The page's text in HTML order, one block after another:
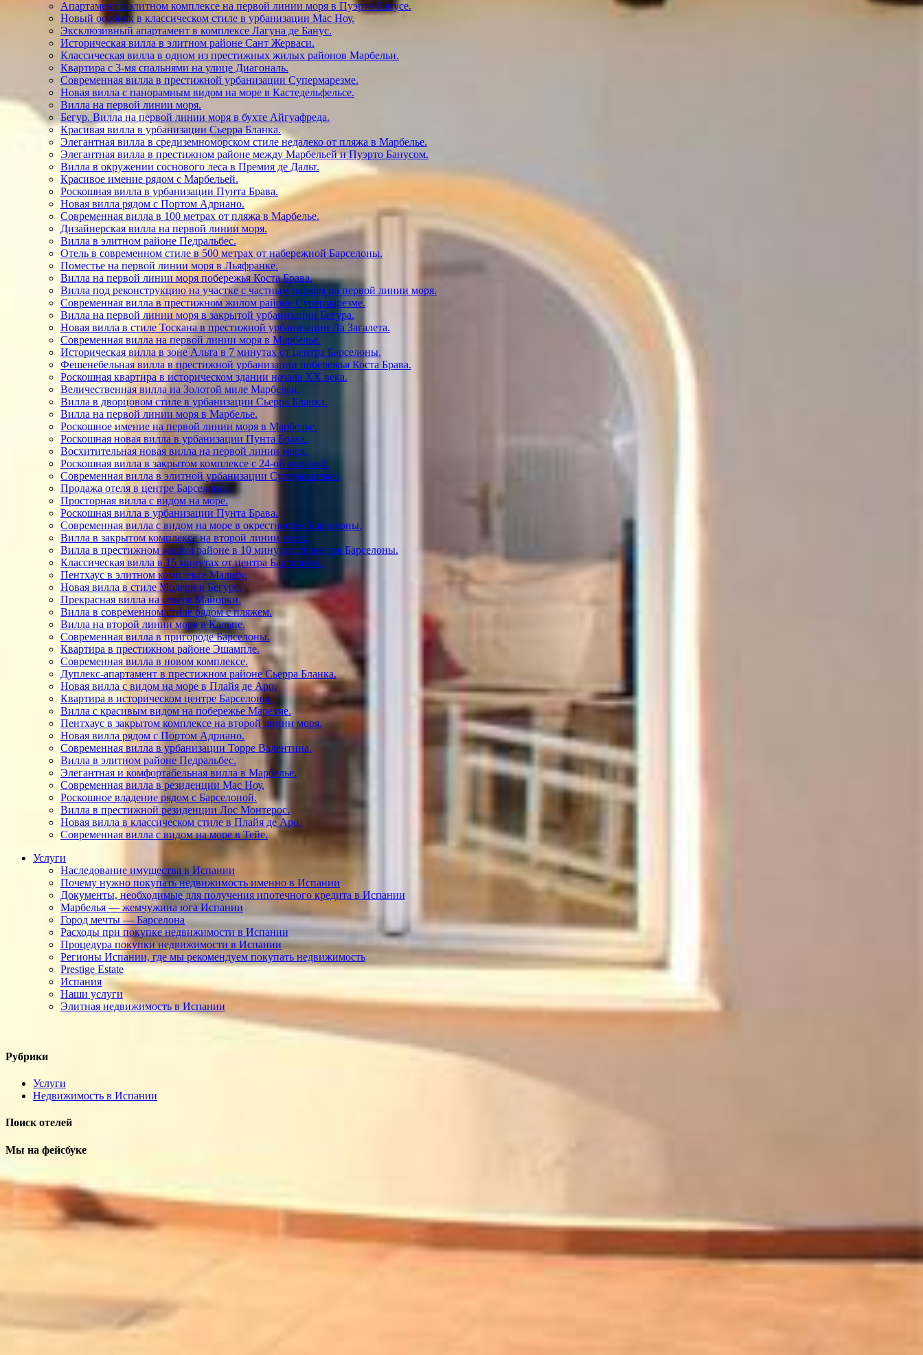
Апартамент в элитном комплексе на первой линии моря в Пуэрто Банусе.
Новый особняк в классическом стиле в урбанизации Мас Ноу.
Эксклюзивный апартамент в комплексе Лагуна де Банус.
Историческая вилла в элитном районе Сант Жерваси.
Классическая вилла в одном из престижных жилых районов Марбельи.
Квартира с 3-мя спальнями на улице Диагональ.
Современная вилла в престижной урбанизации Супермарезме.
Новая вилла с панорамным видом на море в Кастедельфельсе.
Вилла на первой линии моря.
Бегур. Вилла на первой линии моря в бухте Айгуафреда.
Красивая вилла в урбанизации Сьерра Бланка.
Элегантная вилла в средиземноморском стиле недалеко от пляжа в Марбелье.
Элегантная вилла в престижном районе между Марбельей и Пуэрто Банусом.
Вилла в окружении соснового леса в Премия де Дальт.
Красивое имение рядом с Марбельей.
Роскошная вилла в урбанизации Пунта Брава.
Новая вилла рядом с Портом Адриано.
Современная вилла в 100 метрах от пляжа в Марбелье.
Дизайнерская вилла на первой линии моря.
Вилла в элитном районе Педральбес.
Отель в современном стиле в 500 метрах от набережной Барселоны.
Поместье на первой линии моря в Льяфранке.
Вилла на первой линии моря побережья Коста Брава.
Вилла под реконструкцию на участке с частным парком на первой линии моря.
Современная вилла в престижном жилом районе Супермарезме.
Вилла на первой линии моря в закрытой урбанизации Бегура.
Новая вилла в стиле Тоскана в престижной урбанизации Ла Загалета.
Современная вилла на первой линии моря в Марбелье.
Историческая вилла в зоне Альта в 7 минутах от центра Барселоны.
Фешенебельная вилла в престижной урбанизации побережья Коста Брава.
Роскошная квартира в историческом здании начала ХХ века.
Величественная вилла на Золотой миле Марбельи.
Вилла в дворцовом стиле в урбанизации Сьерра Бланка.
Вилла на первой линии моря в Марбелье.
Роскошное имение на первой линии моря в Марбелье.
Роскошная новая вилла в урбанизации Пунта Брава.
Восхитительная новая вилла на первой линии моря.
Роскошная вилла в закрытом комплексе с 24-ой охраной.
Современная вилла в элитной урбанизации Супермарезме.
Продажа отеля в центре Барселоны.
Просторная вилла с видом на море.
Роскошная вилла в урбанизации Пунта Брава.
Современная вилла с видом на море в окрестностях Барселоны.
Вилла в закрытом комплексе на второй линии моря.
Вилла в престижном жилом районе в 10 минутах от центра Барселоны.
Классическая вилла в 15 минутах от центра Барселоны.
Пентхаус в элитном комплексе Малибу.
Новая вилла в стиле Модерн в Бегуре.
Прекрасная вилла на севере Майорки.
Вилла в современном стиле рядом с пляжем.
Вилла на второй линии моря в Кальпе.
Современная вилла в пригороде Барселоны.
Квартира в престижном районе Эшампле.
Современная вилла в новом комплексе.
Дуплекс-апартамент в престижном районе Сьерра Бланка.
Новая вилла с видом на море в Плайя де Аро.
Квартира в историческом центре Барселоны.
Вилла с красивым видом на побережье Марезме.
Пентхаус в закрытом комплексе на второй линии моря.
Новая вилла рядом с Портом Адриано.
Современная вилла в урбанизации Торре Валентина.
Вилла в элитном районе Педральбес.
Элегантная и комфортабельная вилла в Марбелье.
Современная вилла в резиденции Мас Ноу.
Роскошное владение рядом с Барселоной.
Вилла в престижной резиденции Лос Монтерос.
Новая вилла в классическом стиле в Плайя де Аро.
Современная вилла с видом на море в Тейе.
Услуги
Наследование имущества в Испании
Почему нужно покупать недвижимость именно в Испании
Документы, необходимые для получения ипотечного кредита в Испании
Марбелья — жемчужина юга Испании
Город мечты — Барселона
Расходы при покупке недвижимости в Испании
Процедура покупки недвижимости в Испании
Регионы Испании, где мы рекомендуем покупать недвижимость
Prestige Estate
Испания
Наши услуги
Элитная недвижимость в Испании
Рубрики
Услуги
Недвижимость в Испании
Поиск отелей
Мы на фейсбуке